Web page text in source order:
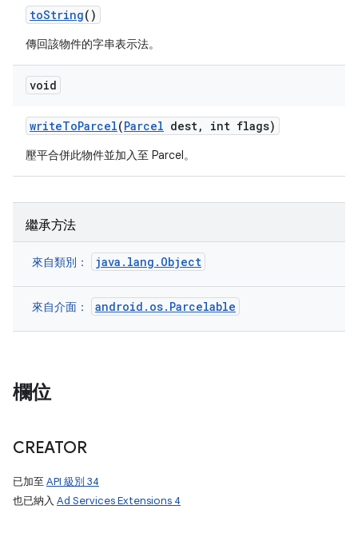
toString()
傳回該物件的字串表示法。
void
writeToParcel(Parcel dest, int flags)
壓平合併此物件並加入至 Parcel。
繼承方法
來自類別： java.lang.Object
來自介面： android.os.Parcelable
欄位
CREATOR
已加至 API 級別 34
也已納入 Ad Services Extensions 4